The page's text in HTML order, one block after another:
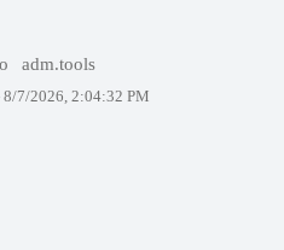
adm.tools
8/7/2026, 2:04:32 PM